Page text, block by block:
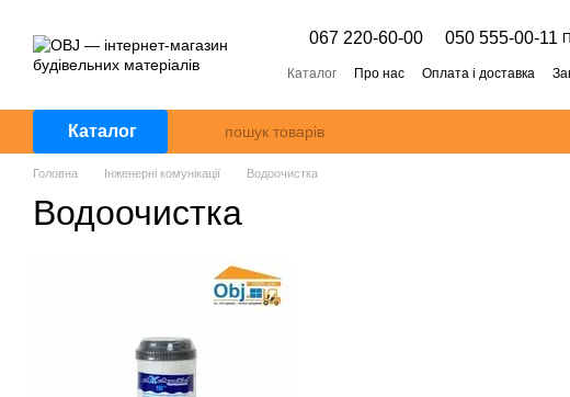
067 220-60-00 050 555-00-11
Каталог Про нас Оплата і доставка
Каталог
Головна Інженерні комунікації Водоочистка
Водоочистка